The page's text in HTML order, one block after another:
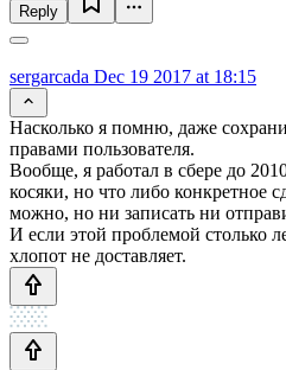
Reply
sergarcada Dec 19 2017 at 18:15
Насколько я помню, даже
правами пользователя.
Вообще, я работал в сбере до
косяки, но что либо конкретное
можно, но ни записать ни
И если этой проблемой столько
хлопот не доставляет.